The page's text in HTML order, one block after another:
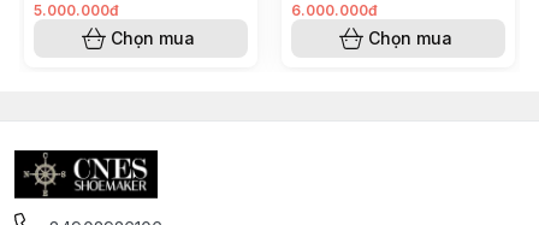
5.000.000đ
Chọn mua
6.000.000đ
Chọn mua